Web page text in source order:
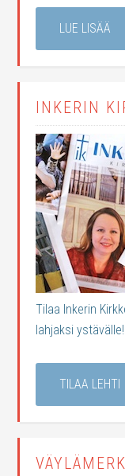
LUE LISÄÄ
INKERIN
Tilaa Inkerin
lahjaksi ystävälle!
TILAA LEHTI